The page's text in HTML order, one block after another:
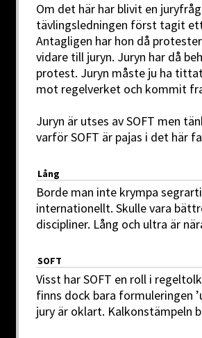
Om det här har blivit en
tävlingsledningen först tagit
Antagligen har hon då
vidare till juryn. Juryn har då
protest. Juryn måste ju ha
mot regelverket och kommit
Juryn är utses av SOFT men
varför SOFT är pajas i det här
Lång
Borde man inte krympa
internationellt. Skulle vara
discipliner. Lång och ultra är
SOFT
Visst har SOFT en roll i
finns dock bara formuleringen
jury är oklart. Kalkonstämpeln